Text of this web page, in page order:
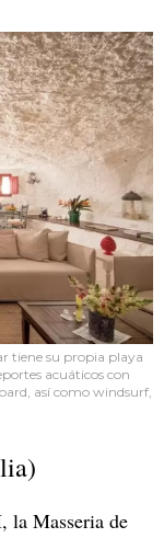
tiene su propia playa
acuáticos con
así como windsurf,
la Masseria de